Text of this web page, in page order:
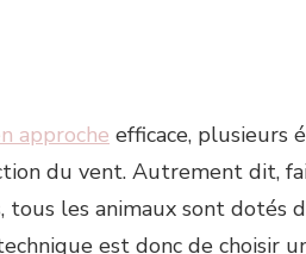
approche efficace, plusieurs
du vent. Autrement dit,
tous les animaux sont dotés
est donc de choisir